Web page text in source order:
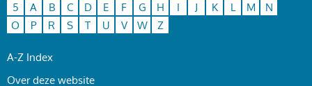
5 A B C D E F G H I J K L M
N
O
P R S T U V W Z
A-Z Index
Over deze website